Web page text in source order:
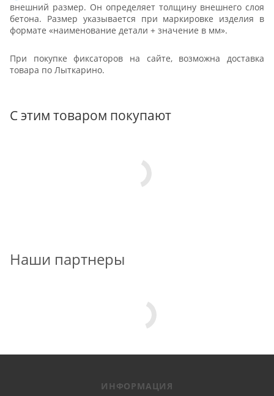
внешний размер. Он определяет толщину внешнего слоя
бетона. Размер указывается при маркировке изделия в
формате «наименование детали + значение в мм».
При покупке фиксаторов на сайте, возможна доставка
товара по Лыткарино.
С этим товаром покупают
Наши партнеры
ИНФОРМАЦИЯ